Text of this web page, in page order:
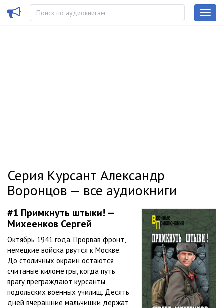
Серия Курсант Александр
Воронцов — все аудиокниги
#1 Примкнуть штыки! —
Михеенков Сергей
Октябрь 1941 года. Прорвав фронт,
немецкие войска рвутся к Москве.
До столичных окраин остаются
считаные километры, когда путь
врагу преграждают курсанты
подольских военных училищ. Десять
дней вчерашние мальчишки держат